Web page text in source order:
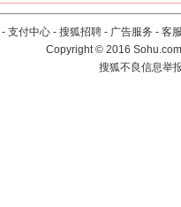
- 支付中心 - 搜狐招聘 - 广告服务 - 客
Copyright©2016
搜狐不良信息举